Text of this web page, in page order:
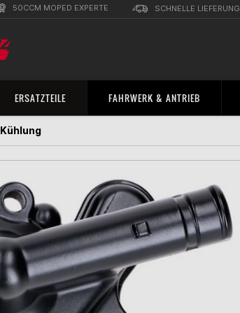
50CCM MOPED EXPERTE SCHNELLE LIEFERUNG
ERSATZTEILE FAHRWERK & ANTRIEB
Kühlung